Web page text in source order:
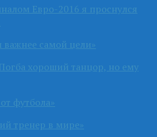
Евро-2016 я проснулся
самой цели»
хороший танцор, но ему
футбола»
тренер в мире»